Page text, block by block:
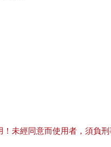
未經同意而使用者，須負